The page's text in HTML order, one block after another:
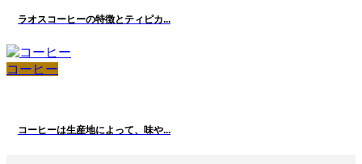
ラオスコーヒーの特徴とティピカ...
コーヒー
コーヒーは生産地によって、味や...